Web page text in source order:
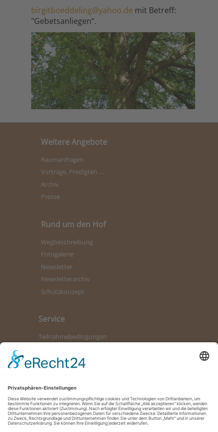
birgitboeddeling@yahoo.de mit Betreff:
"Gebetsanliegen“.
Weitere Angebote
Raumanfragen
Vorträge, Predigten ...
Archiv
Presse
Rund um den Hof
Wegbeschreibung
Fotogalerie
Newsletter
Newsletterarchiv
Schutzkonzept
Service
Teilnahmebedingungen
Bürozeiten
Impressum
So erreichen Sie uns